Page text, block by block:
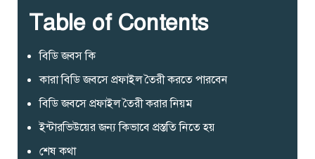
Table of Contents
বিডি জবস কি
কারা বিডি জবসে প্রফাইল তৈরী করতে পারবেন
বিডি জবসে প্রফাইল তৈরী করার নিয়ম
ইন্টারভিউয়ের জন্য কিভাবে প্রস্ততি নিতে হয়
শেষ কথা